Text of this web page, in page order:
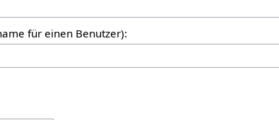
für einen Benutzer):